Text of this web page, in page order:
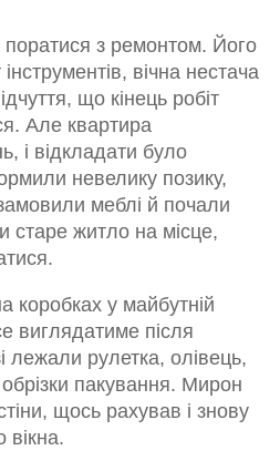
з ремонтом. Його
вічна нестача
що кінець робіт
Але квартира
і відкладати було
невелику позику,
меблі й почали
старе житло на місце,
коробках у майбутній
виглядатиме після
лежали рулетка, олівець,
пакування. Мирон
щось рахував і знову
вікна.